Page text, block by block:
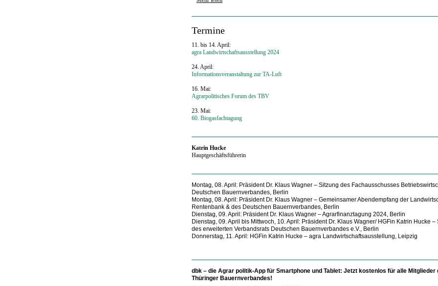
‍Termine
11. bis 14. April:
agra Landwirtschaftsausstellung 2024
24. April:
Informationsveranstaltung zur TA-Luft
16. Mai:
Agrarpolitisches Forum des TBV
23. Mai:
60. Biogasfachtagung
‍Katrin Hucke
Hauptgeschäftsführerin
Montag, 08. April: Präsident Dr. Klaus Wagner – Sitzung des Fachausschusses
Deutschen Bauernverbandes, Berlin
Montag, 08. April: Präsident Dr. Klaus Wagner – Gemeinsamer Abendempfang der
Rentenbank & des Deutschen Bauernverbandes, Berlin
Dienstag, 09. April: Präsident Dr. Klaus Wagner – Agrarfinanztagung 2024, Berlin
Dienstag, 09. April bis Mittwoch, 10. April: Präsident Dr. Klaus Wagner/ HGFin Katrin Hucke –
des erweiterten Verbandsrats Deutschen Bauernverbandes e.V., Berlin
Donnerstag, 11. April: HGFin Katrin Hucke – agra Landwirtschaftsausstellung, Leipzig
dbk – die Agrar politik-App für Smartphone und Tablet: Jetzt kostenlos für alle Mitglieder
Thüringer Bauernverbandes!